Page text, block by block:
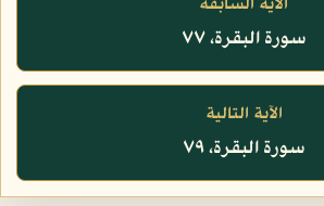
الآية السابقة
سورة البقرة، ٧٧
الآية التالية
سورة البقرة، ٧٩